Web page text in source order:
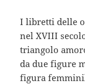
I libretti delle
nel XVIII
triangolo
da due figure
figura